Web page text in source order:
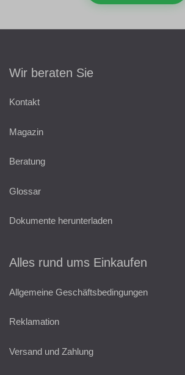
Wir beraten Sie
Kontakt
Magazin
Beratung
Glossar
Dokumente herunterladen
Alles rund ums Einkaufen
Allgemeine Geschäftsbedingungen
Reklamation
Versand und Zahlung